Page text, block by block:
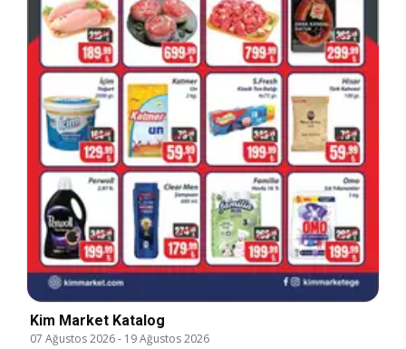
Kim Market Katalog
07 Ağustos 2026- 19 Ağustos 2026